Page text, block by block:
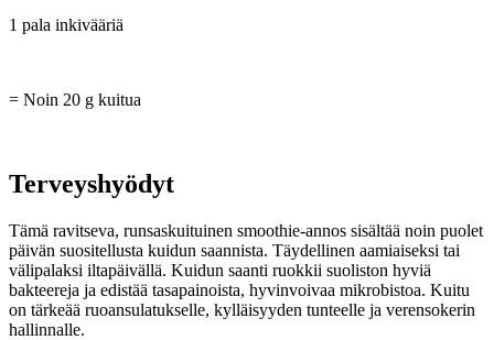
1 pala inkivääriä
= Noin 20 g kuitua
Terveyshyödyt
Tämä ravitseva, runsaskuituinen smoothie-annos sisältää noin puolet
päivän suositellusta kuidun saannista. Täydellinen aamiaiseksi tai
välipalaksi iltapäivällä. Kuidun saanti ruokkii suoliston hyviä
bakteereja ja edistää tasapainoista, hyvinvoivaa mikrobistoa. Kuitu
on tärkeää ruoansulatukselle, kylläisyyden tunteelle ja verensokerin
hallinnalle.